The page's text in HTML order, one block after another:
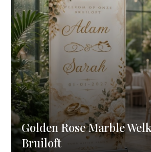
Golden Rose Marble
Bruiloft